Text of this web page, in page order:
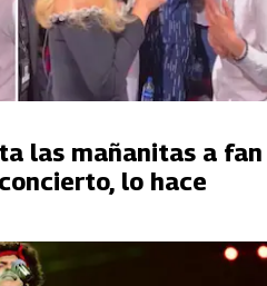
las mañanitas a fan
lo hace